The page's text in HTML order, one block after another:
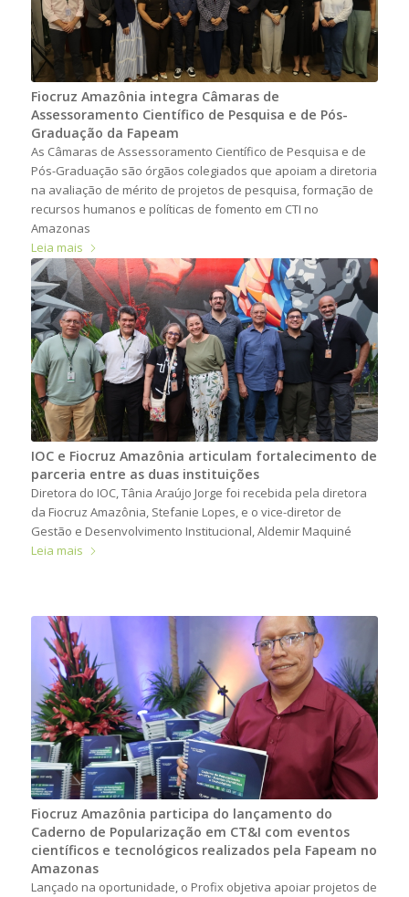
Fiocruz Amazônia integra Câmaras de
Assessoramento Científico de Pesquisa e de Pós-
Graduação da Fapeam
As Câmaras de Assessoramento Científico de Pesquisa e de
Pós-Graduação são órgãos colegiados que apoiam a diretoria
na avaliação de mérito de projetos de pesquisa, formação de
recursos humanos e políticas de fomento em CTI no
Amazonas
Leia mais
IOC e Fiocruz Amazônia articulam fortalecimento de
parceria entre as duas instituições
Diretora do IOC, Tânia Araújo Jorge foi recebida pela diretora
da Fiocruz Amazônia, Stefanie Lopes, e o vice-diretor de
Gestão e Desenvolvimento Institucional, Aldemir Maquiné
Leia mais
Fiocruz Amazônia participa do lançamento do
Caderno de Popularização em CT&I com eventos
científicos e tecnológicos realizados pela Fapeam no
Amazonas
Lançado na oportunidade, o Profix objetiva apoiar projetos de